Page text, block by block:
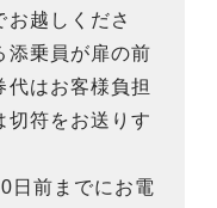
お越しくださ
添乗員が扉の前
代はお客様負担
切符をお送りす
日前までにお電